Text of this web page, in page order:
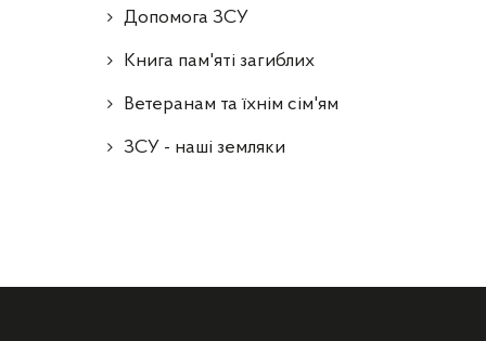
Допомога ЗСУ
Книга пам'яті загиблих
Ветеранам та їхнім сім'ям
ЗСУ - наші земляки